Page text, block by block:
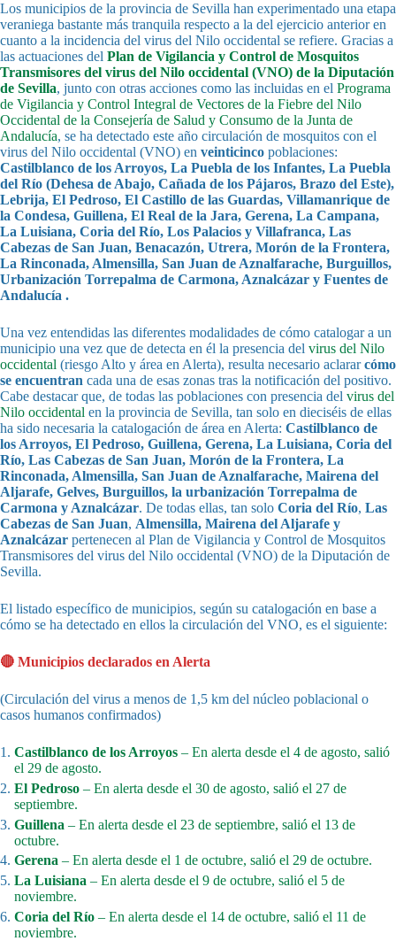
Los municipios de la provincia de Sevilla han experimentado una etapa
veraniega bastante más tranquila respecto a la del ejercicio anterior en
cuanto a la incidencia del virus del Nilo occidental se refiere. Gracias a
las actuaciones del Plan de Vigilancia y Control de Mosquitos
Transmisores del virus del Nilo occidental (VNO) de la Diputación
de Sevilla, junto con otras acciones como las incluidas en el Programa
de Vigilancia y Control Integral de Vectores de la Fiebre del Nilo
Occidental de la Consejería de Salud y Consumo de la Junta de
Andalucía, se ha detectado este año circulación de mosquitos con el
virus del Nilo occidental (VNO) en veinticinco poblaciones:
Castilblanco de los Arroyos, La Puebla de los Infantes, La Puebla
del Río (Dehesa de Abajo, Cañada de los Pájaros, Brazo del Este),
Lebrija, El Pedroso, El Castillo de las Guardas, Villamanrique de
la Condesa, Guillena, El Real de la Jara, Gerena, La Campana,
La Luisiana, Coria del Río, Los Palacios y Villafranca, Las
Cabezas de San Juan, Benacazón, Utrera, Morón de la Frontera,
La Rinconada, Almensilla, San Juan de Aznalfarache, Burguillos,
Urbanización Torrepalma de Carmona, Aznalcázar y Fuentes de
Andalucía .
Una vez entendidas las diferentes modalidades de cómo catalogar a un
municipio una vez que de detecta en él la presencia del virus del Nilo
occidental (riesgo Alto y área en Alerta), resulta necesario aclararcómo
se encuentran cada una de esas zonas tras la notificación del positivo.
Cabe destacar que, de todas las poblaciones con presencia del virus del
Nilo occidental en la provincia de Sevilla, tan solo en dieciséis de ellas
ha sido necesaria la catalogación de área en Alerta: Castilblanco de
los Arroyos, El Pedroso, Guillena, Gerena, La Luisiana, Coria del
Río, Las Cabezas de San Juan, Morón de la Frontera, La
Rinconada, Almensilla, San Juan de Aznalfarache, Mairena del
Aljarafe, Gelves, Burguillos, la urbanización Torrepalma de
Carmona y Aznalcázar. De todas ellas, tan solo Coria del Río, Las
Cabezas de San Juan, Almensilla, Mairena del Aljarafe y
Aznalcázar pertenecen al Plan de Vigilancia y Control de Mosquitos
Transmisores del virus del Nilo occidental (VNO) de la Diputación de
Sevilla.
El listado específico de municipios, según su catalogación en base a
cómo se ha detectado en ellos la circulación del VNO, es el siguiente:
🔴 Municipios declarados en Alerta
(Circulación del virus a menos de 1,5 km del núcleo poblacional o
casos humanos confirmados)
Castilblanco de los Arroyos – En alerta desde el 4 de agosto, salió
el 29 de agosto.
El Pedroso – En alerta desde el 30 de agosto, salió el 27 de
septiembre.
Guillena – En alerta desde el 23 de septiembre, salió el 13 de
octubre.
Gerena – En alerta desde el 1 de octubre, salió el 29 de octubre.
La Luisiana – En alerta desde el 9 de octubre, salió el 5 de
noviembre.
Coria del Río – En alerta desde el 14 de octubre, salió el 11 de
noviembre.